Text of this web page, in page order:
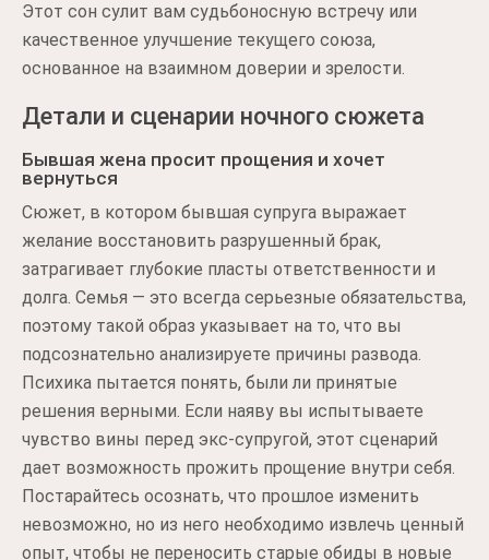
Этот сон сулит вам судьбоносную встречу или
качественное улучшение текущего союза,
основанное на взаимном доверии и зрелости.
Детали и сценарии ночного сюжета
Бывшая жена просит прощения и хочет
вернуться
Сюжет, в котором бывшая супруга выражает
желание восстановить разрушенный брак,
затрагивает глубокие пласты ответственности и
долга. Семья — это всегда серьезные обязательства,
поэтому такой образ указывает на то, что вы
подсознательно анализируете причины развода.
Психика пытается понять, были ли принятые
решения верными. Если наяву вы испытываете
чувство вины перед экс-супругой, этот сценарий
дает возможность прожить прощение внутри себя.
Постарайтесь осознать, что прошлое изменить
невозможно, но из него необходимо извлечь ценный
опыт, чтобы не переносить старые обиды в новые